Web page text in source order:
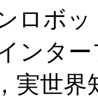
ロボ
ンタ
実世